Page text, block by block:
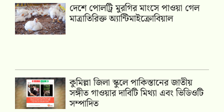
দেশে পোলট্রি মুরগির মাংসে পাওয়া গেল
মাত্রাতিরিক্ত অ্যান্টিমাইক্রোবিয়াল
কুমিল্লা জিলা স্কুলে পাকিস্তানের জাতীয়
সঙ্গীত গাওয়ার দাবিটি মিথ্যা এবং ভিডিওটি
সম্পাদিত